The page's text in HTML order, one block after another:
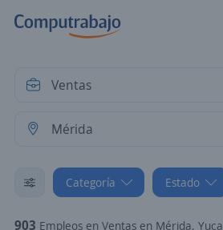
Categoría Estado
903 Empleos en Ventas en Mérida, Yucatán